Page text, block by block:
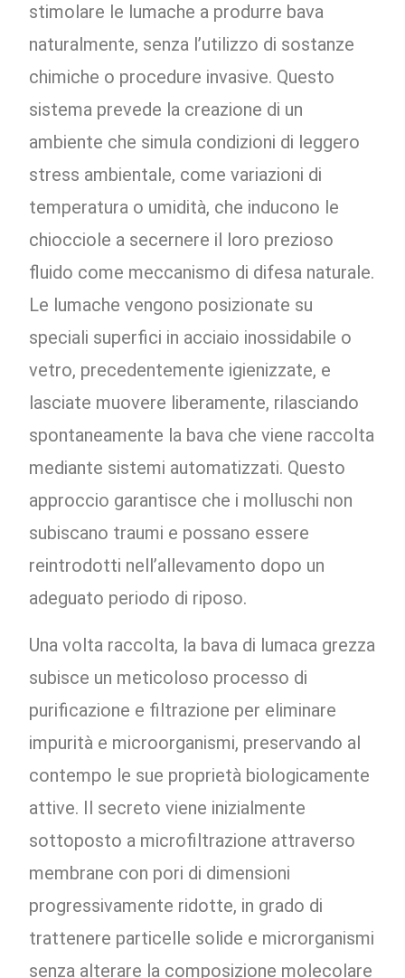
stimolare le lumache a produrre bava
naturalmente, senza l’utilizzo di sostanze
chimiche o procedure invasive. Questo
sistema prevede la creazione di un
ambiente che simula condizioni di leggero
stress ambientale, come variazioni di
temperatura o umidità, che inducono le
chiocciole a secernere il loro prezioso
fluido come meccanismo di difesa naturale.
Le lumache vengono posizionate su
speciali superfici in acciaio inossidabile o
vetro, precedentemente igienizzate, e
lasciate muovere liberamente, rilasciando
spontaneamente la bava che viene raccolta
mediante sistemi automatizzati. Questo
approccio garantisce che i molluschi non
subiscano traumi e possano essere
reintrodotti nell’allevamento dopo un
adeguato periodo di riposo.
Una volta raccolta, la bava di lumaca grezza
subisce un meticoloso processo di
purificazione e filtrazione per eliminare
impurità e microorganismi, preservando al
contempo le sue proprietà biologicamente
attive. Il secreto viene inizialmente
sottoposto a microfiltrazione attraverso
membrane con pori di dimensioni
progressivamente ridotte, in grado di
trattenere particelle solide e microrganismi
senza alterare la composizione molecolare